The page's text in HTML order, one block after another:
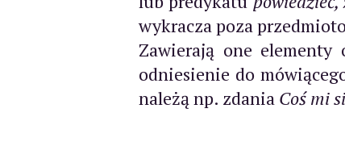
wykracza poza
Zawierają one elementy
odniesienie do
należą np. zdania Coś mi